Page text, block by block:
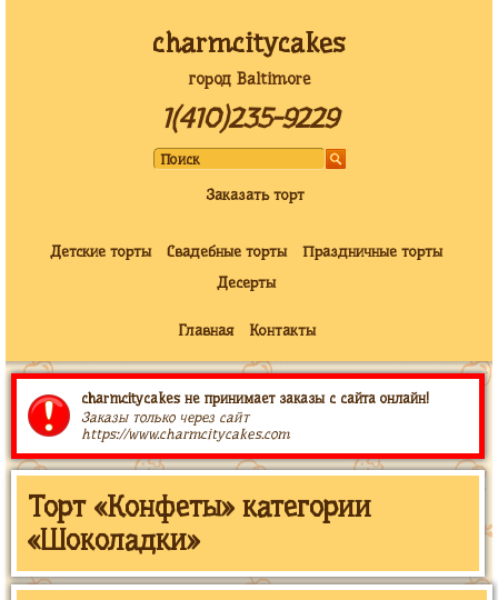
charmcitycakes
город Baltimore
1(410)235-9229
Заказать торт
Детские торты Свадебные торты
Праздничные торты
Десерты
Главная Контакты
charmcitycakes не принимает заказы с сайта онлайн!
Заказы только через сайт
https://www.charmcitycakes.com
Торт «Конфеты» категории
«Шоколадки»